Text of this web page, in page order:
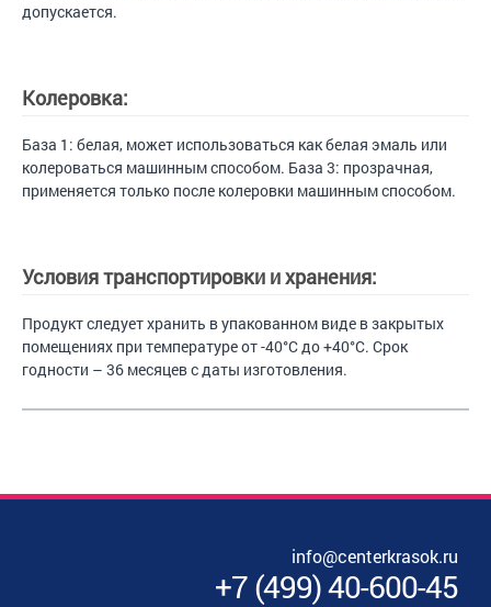
допускается.
Колеровка:
База 1: белая, может использоваться как белая эмаль или
колероваться машинным способом. База 3: прозрачная,
применяется только после колеровки машинным способом.
Условия транспортировки и хранения:
Продукт следует хранить в упакованном виде в закрытых
помещениях при температуре от -40°C до +40°C. Срок
годности – 36 месяцев с даты изготовления.
info@centerkrasok.ru
+7(499)40-600-45